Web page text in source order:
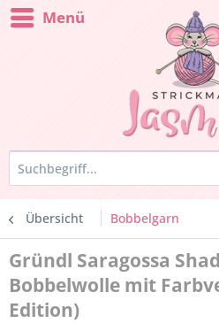
Menü
Übersicht Bobbelgarn
Gründl Saragossa
Bobbelwolle mit
Edition)